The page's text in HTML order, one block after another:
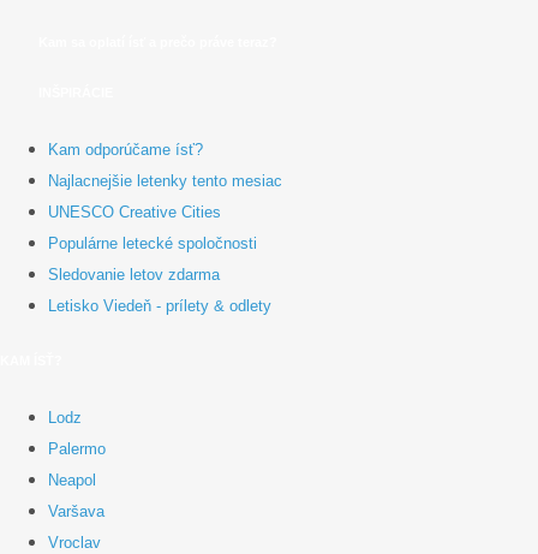
Kam odporúčame ísť?
Najlacnejšie letenky tento mesiac
UNESCO Creative Cities
Populárne letecké spoločnosti
Sledovanie letov zdarma
Letisko Viedeň - prílety & odlety
Lodz
Palermo
Neapol
Varšava
Vroclav